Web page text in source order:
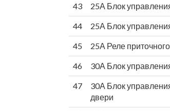
43 25А Блок
44 25А Блок
45 25А Реле
46 30А Блок
47
30А Блок
двери